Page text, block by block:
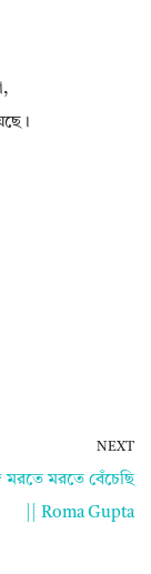
NEXT
মরতে বেঁচেছি
|| Roma Gupta